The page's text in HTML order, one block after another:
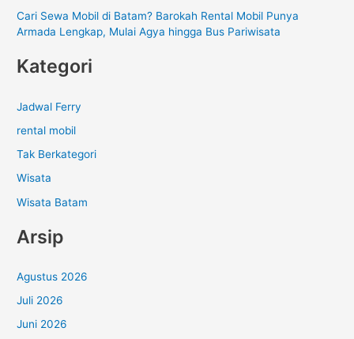
Cari Sewa Mobil di Batam? Barokah Rental Mobil Punya
Armada Lengkap, Mulai Agya hingga Bus Pariwisata
Kategori
Jadwal Ferry
rental mobil
Tak Berkategori
Wisata
Wisata Batam
Arsip
Agustus 2026
Juli 2026
Juni 2026